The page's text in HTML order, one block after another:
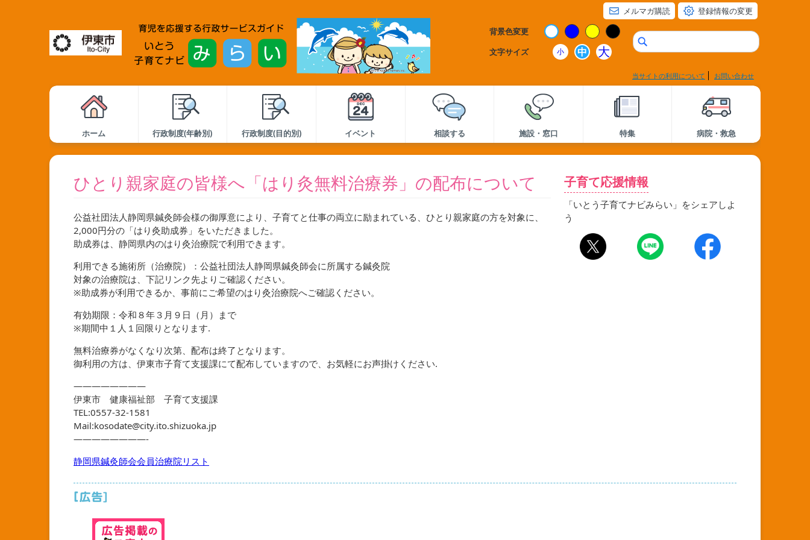
メルマガ購読
登録情報の変更
背景色変更
文字サイズ
小 中 大
当サイトの利用について お問い合わせ
ホーム 行政制度(年齢別) 行政制度(目的別) イベント 相談する 施設・窓口 特集 病院・救急
ひとり親家庭の皆様へ「はり灸無料治療券」の配布について
公益社団法人静岡県鍼灸師会様の御厚意により、子育てと仕事の両立に励まれている、ひとり親家庭の方を対象に、
2,000円分の「はり灸助成券」をいただきました。
助成券は、静岡県内のはり灸治療院で利用できます。
利用できる施術所（治療院）：公益社団法人静岡県鍼灸師会に所属する鍼灸院
対象の治療院は、下記リンク先よりご確認ください。
※助成券が利用できるか、事前にご希望のはり灸治療院へご確認ください。
有効期限：令和８年３月９日（月）まで
※期間中１人１回限りとなります.
無料治療券がなくなり次第、配布は終了となります。
御利用の方は、伊東市子育て支援課にて配布していますので、お気軽にお声掛けください.
————————
伊東市 健康福祉部 子育て支援課
TEL:0557-32-1581
Mail:kosodate@city.ito.shizuoka.jp
————————-
静岡県鍼灸師会会員治療院リスト
子育て応援情報
「いとう子育てナビみらい」をシェアしよ
う